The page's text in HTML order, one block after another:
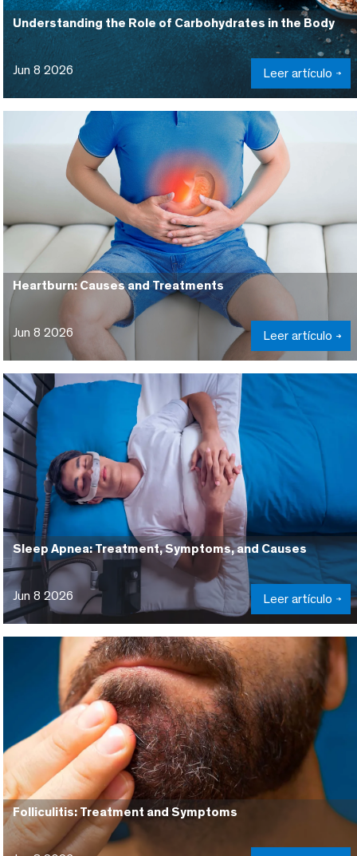
Understanding the Role of Carbohydrates in the Body
Jun 8 2026 Leer artículo
Heartburn: Causes and Treatments
Jun 8 2026 Leer artículo
Sleep Apnea: Treatment, Symptoms, and Causes
Jun 8 2026 Leer artículo
Folliculitis: Treatment and Symptoms